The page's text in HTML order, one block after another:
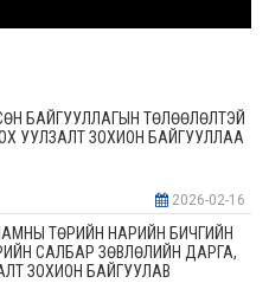
БАЙГУУЛЛАГЫН ТӨЛӨӨЛӨЛТЭЙ
УУЛЗАЛТ ЗОХИОН БАЙГУУЛЛАА
2026-02-16
ТӨРИЙН НАРИЙН БИЧГИЙН
САЛБАР ЗӨВЛӨЛИЙН ДАРГА,
ЗОХИОН БАЙГУУЛАВ